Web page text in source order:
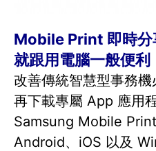
Mobile Print 即時分
就跟用電腦一般便利
改善傳統智慧型事務
再下載專屬 App 應用
Samsung Mobile
Android、iOS 以及